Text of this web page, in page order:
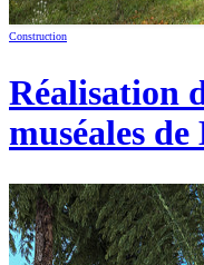
Construction
Réalisation
muséales de